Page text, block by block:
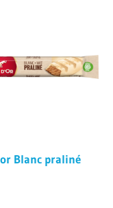
Blanc praliné